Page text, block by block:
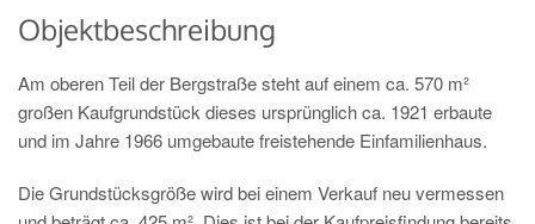
Objektbeschreibung
Am oberen Teil der Bergstraße steht auf einem ca. 570 m²
großen Kaufgrundstück dieses ursprünglich ca. 1921 erbaute
und im Jahre 1966 umgebaute freistehende Einfamilienhaus.
Die Grundstücksgröße wird bei einem Verkauf neu vermessen